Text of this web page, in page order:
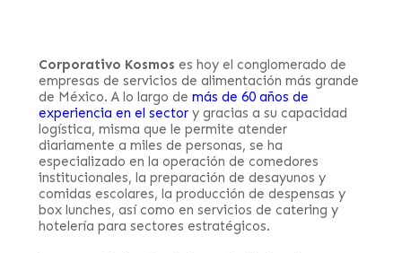
Corporativo Kosmos es hoy el conglomerado de
empresas de servicios de alimentación más grande
de México. A lo largo de más de 60 años de
experiencia en el sectory gracias a su capacidad
logística, misma que le permite atender
diariamente a miles de personas, se ha
especializado en la operación de comedores
institucionales, la preparación de desayunos y
comidas escolares, la producción de despensas y
box lunches, así como en servicios de catering y
hotelería para sectores estratégicos.